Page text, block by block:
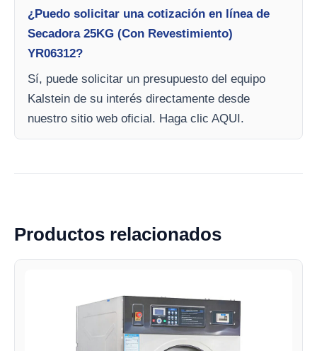
¿Puedo solicitar una cotización en línea de
Secadora 25KG (Con Revestimiento)
YR06312?
Sí, puede solicitar un presupuesto del equipo
Kalstein de su interés directamente desde
nuestro sitio web oficial. Haga clic AQUI.
Productos relacionados